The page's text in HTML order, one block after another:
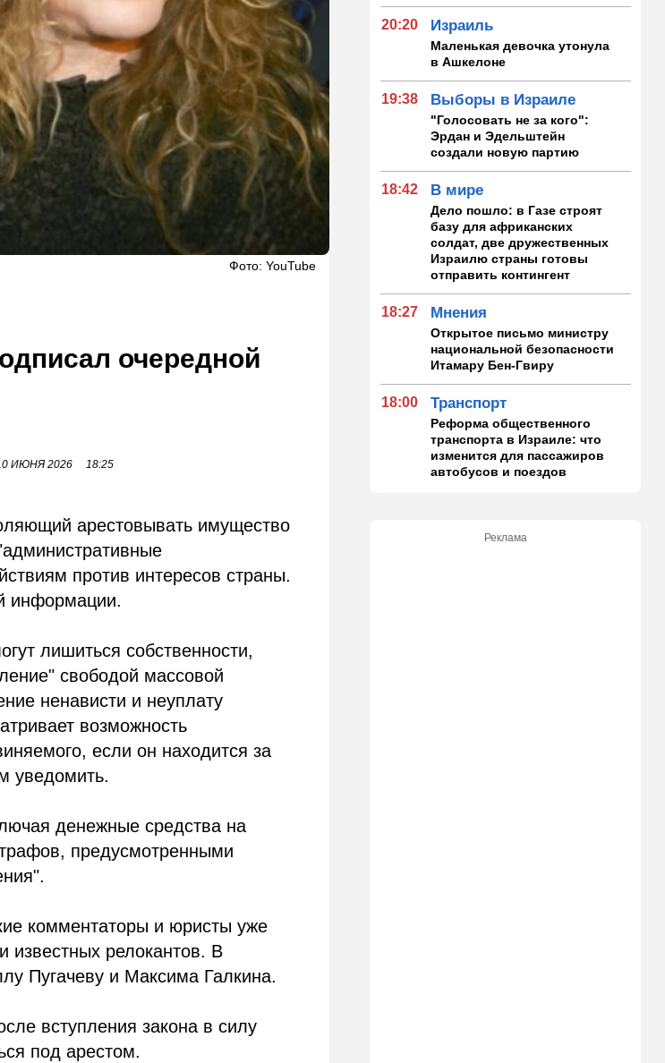
Фото: YouTube
очередной
ИЮНЯ 2026 18:25
арестовывать имущество
против интересов страны.
информации.
лишиться собственности,
свободой массовой
ненависти и неуплату
возможность
если он находится за
уведомить.
денежные средства на
предусмотренными
комментаторы и юристы уже
известных релокантов. В
Пугачеву и Максима Галкина.
вступления закона в силу
под арестом.
20:20 Израиль
Маленькая девочка утонула
в Ашкелоне
19:38 Выборы в Израиле
"Голосовать не за кого":
Эрдан и Эдельштейн
создали новую партию
18:42 В мире
Дело пошло: в Газе строят
базу для африканских
солдат, две дружественных
Израилю страны готовы
отправить контингент
18:27 Мнения
Открытое письмо министру
национальной безопасности
Итамару Бен-Гвиру
18:00 Транспорт
Реформа общественного
транспорта в Израиле: что
изменится для пассажиров
автобусов и поездов
пенсионер скончался из-за
Реклама